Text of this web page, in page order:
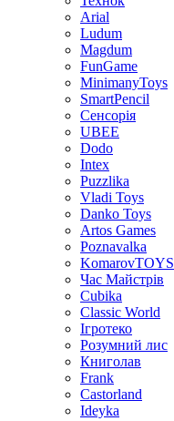
Arial
Ludum
Magdum
FunGame
MinimanyToys
SmartPencil
Сенсорія
UBEE
Dodo
Intex
Puzzlika
Vladi Toys
Danko Toys
Artos Games
Poznavalka
KomarovTOYS
Час Майстрів
Cubika
Classic World
Ігротеко
Розумний лис
Книголав
Frank
Castorland
Ideyka